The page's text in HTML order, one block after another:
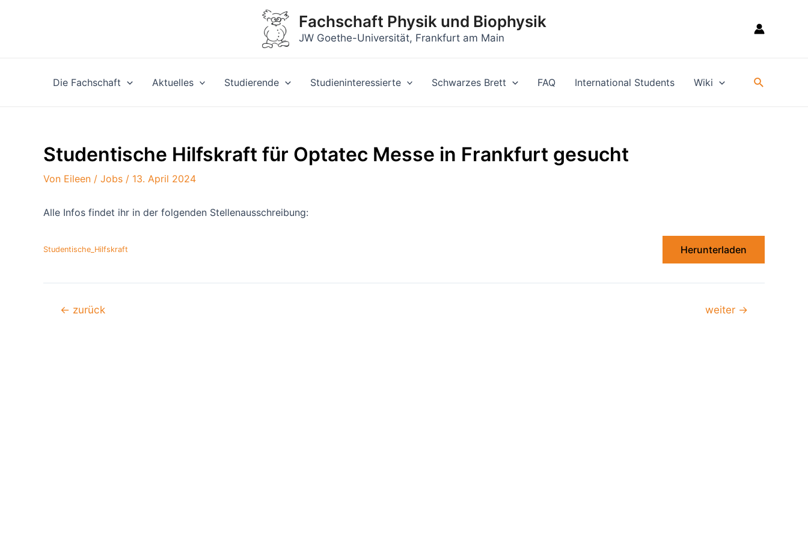
Fachschaft Physik und Biophysik
JW Goethe-Universität, Frankfurt am Main
Die Fachschaft Aktuelles Studierende Studieninteressierte Schwarzes Brett FAQ International Students Wiki Suche
Studentische Hilfskraft für Optatec Messe in Frankfurt gesucht
Von Eileen / Jobs / 13. April 2024
Alle Infos findet ihr in der folgenden Stellenausschreibung:
Studentische_Hilfskraft Herunterladen
Beitragsnavigation
← zurück weiter →